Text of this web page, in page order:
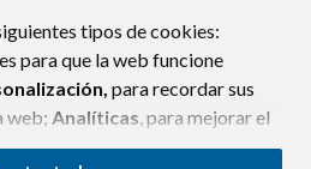
tipos de cookies:
para que la web funcione
para recordar sus
web; Analíticas, para mejorar el
y sus servicios.